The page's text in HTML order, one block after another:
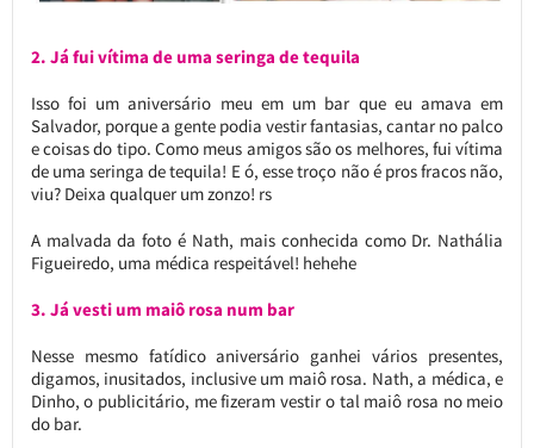
2. Já fui vítima de uma seringa de tequila
Isso foi um aniversário meu em um bar que eu amava em
Salvador, porque a gente podia vestir fantasias, cantar no palco
e coisas do tipo. Como meus amigos são os melhores, fui vítima
de uma seringa de tequila! E ó, esse troço não é pros fracos não,
viu? Deixa qualquer um zonzo! rs
A malvada da foto é Nath, mais conhecida como Dr. Nathália
Figueiredo, uma médica respeitável! hehehe
3. Já vesti um maiô rosa num bar
Nesse mesmo fatídico aniversário ganhei vários presentes,
digamos, inusitados, inclusive um maiô rosa. Nath, a médica, e
Dinho, o publicitário, me fizeram vestir o tal maiô rosa no meio
do bar.